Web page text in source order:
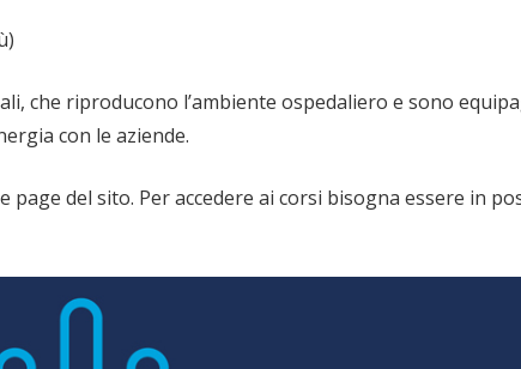
che riproducono l’ambiente ospedaliero e sono
con le aziende.
del sito. Per accedere ai corsi bisogna essere in